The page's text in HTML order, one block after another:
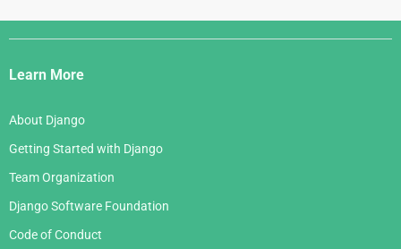
Django
Links
Learn More
About Django
Getting Started with Django
Team Organization
Django Software Foundation
Code of Conduct